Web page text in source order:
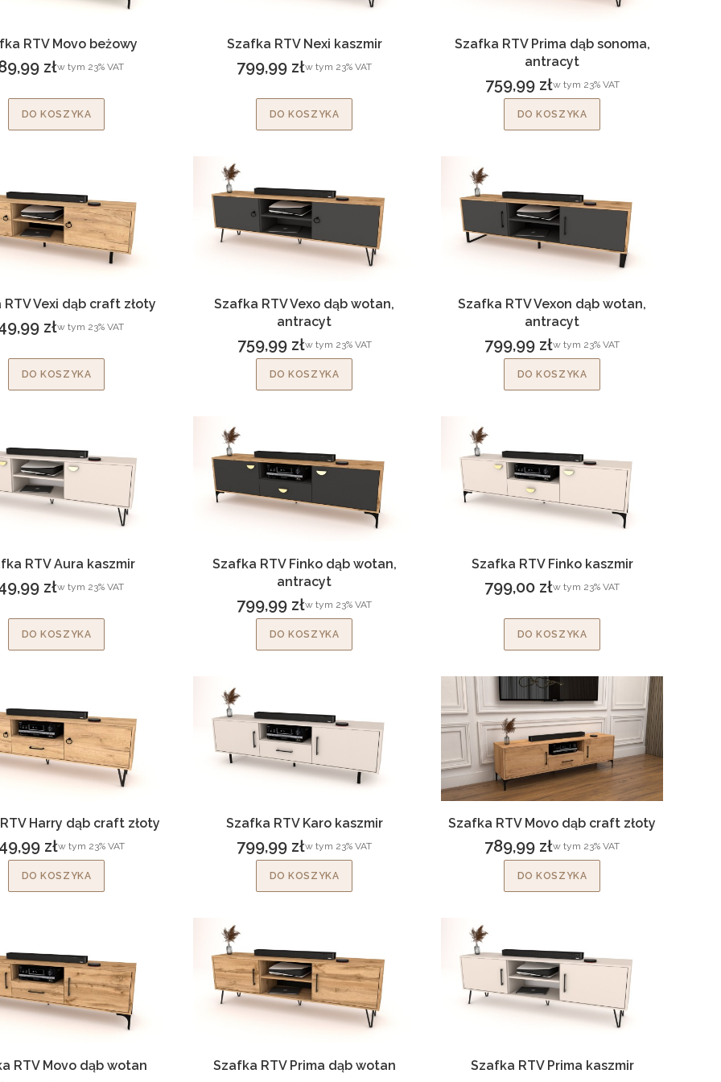
RTV Movo beżowy
brutto
złw tym %s VAT
w tym 23% VAT
DO KOSZYKA
Szafka RTV Nexi kaszmir
Cena brutto
799,99 złw tym %s VAT
w tym 23% VAT
DO KOSZYKA
Szafka RTV Prima dąb sonoma,
antracyt
Cena brutto
759,99 złw tym %s VAT
w tym 23%VAT
DO KOSZYKA
Vexi dąb craft złoty
brutto
złw tym %s VAT
w tym 23%VAT
DO KOSZYKA
Szafka RTV Vexo dąb wotan,
antracyt
Cena brutto
759,99 złw tym %s VAT
w tym 23%VAT
DO KOSZYKA
Szafka RTV Vexon dąb wotan,
antracyt
Cena brutto
799,99 złw tym %s VAT
w tym 23% VAT
DO KOSZYKA
RTV Aura kaszmir
brutto
złw tym %s VAT
w tym 23%VAT
DO KOSZYKA
Szafka RTV Finko dąb wotan,
antracyt
Cena brutto
799,99 złw tym %s VAT
w tym 23% VAT
DO KOSZYKA
Szafka RTV Finko kaszmir
Cena brutto
799,00 złw tym %s VAT
w tym 23% VAT
DO KOSZYKA
Harry dąb craft złoty
brutto
złw tym %s VAT
w tym 23%VAT
DO KOSZYKA
Szafka RTV Karo kaszmir
Cena brutto
799,99 złw tym %s VAT
w tym 23% VAT
DO KOSZYKA
Szafka RTV Movo dąb craft złoty
Cena brutto
789,99 złw tym %s VAT
w tym 23% VAT
DO KOSZYKA
RTV Movo dąb wotan Szafka RTV Prima dąb wotan Szafka RTV Prima kaszmir